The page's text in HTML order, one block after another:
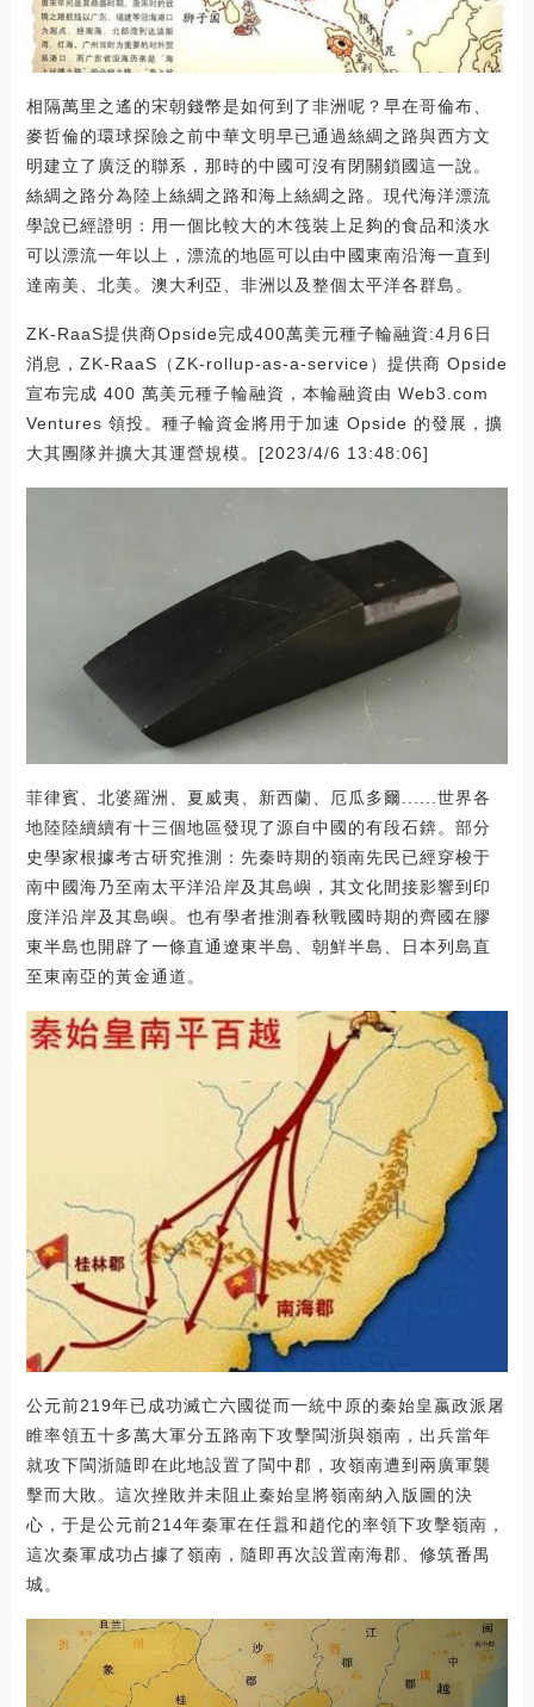
相隔萬里之遙的宋朝錢幣是如何到了非洲呢？早在哥倫布、
麥哲倫的環球探險之前中華文明早已通過絲綢之路與西方文
明建立了廣泛的聯系，那時的中國可沒有閉關鎖國這一說。
絲綢之路分為陸上絲綢之路和海上絲綢之路。現代海洋漂流
學說已經證明：用一個比較大的木筏裝上足夠的食品和淡水
可以漂流一年以上，漂流的地區可以由中國東南沿海一直到
達南美、北美。澳大利亞、非洲以及整個太平洋各群島。
ZK-RaaS提供商Opside完成400萬美元種子輪融資:4月6日
消息，ZK-RaaS（ZK-rollup-as-a-service）提供商 Opside
宣布完成 400 萬美元種子輪融資，本輪融資由 Web3.com
Ventures 領投。種子輪資金將用于加速 Opside 的發展，擴
大其團隊并擴大其運營規模。[2023/4/6 13:48:06]
菲律賓、北婆羅洲、夏威夷、新西蘭、厄瓜多爾......世界各
地陸陸續續有十三個地區發現了源自中國的有段石錛。部分
史學家根據考古研究推測：先秦時期的嶺南先民已經穿梭于
南中國海乃至南太平洋沿岸及其島嶼，其文化間接影響到印
度洋沿岸及其島嶼。也有學者推測春秋戰國時期的齊國在膠
東半島也開辟了一條直通遼東半島、朝鮮半島、日本列島直
至東南亞的黃金通道。
公元前219年已成功滅亡六國從而一統中原的秦始皇嬴政派屠
睢率領五十多萬大軍分五路南下攻擊閩浙與嶺南，出兵當年
就攻下閩浙隨即在此地設置了閩中郡，攻嶺南遭到兩廣軍襲
擊而大敗。這次挫敗并未阻止秦始皇將嶺南納入版圖的決
心，于是公元前214年秦軍在任囂和趙佗的率領下攻擊嶺南，
這次秦軍成功占據了嶺南，隨即再次設置南海郡、修筑番禺
城。